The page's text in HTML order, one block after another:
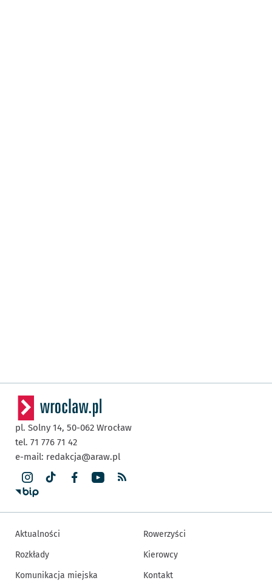
pl. Solny 14, 50-062 Wrocław
tel. 71 776 71 42
e-mail: redakcja@araw.pl
Aktualności
Rozkłady
Komunikacja miejska
Rowerzyści
Kierowcy
Kontakt